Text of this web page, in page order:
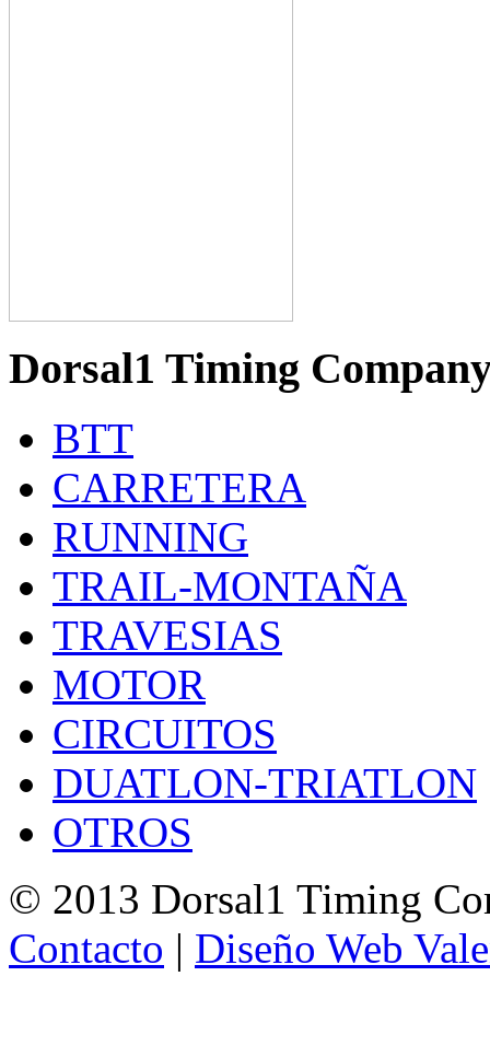
Dorsal1 Timing
BTT
CARRETERA
RUNNING
TRAIL-MONTAÑA
TRAVESIAS
MOTOR
CIRCUITOS
DUATLON-TRIATLON
OTROS
© 2013 Dorsal1 Timing
Contacto | Diseño Web